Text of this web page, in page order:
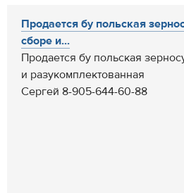
Продается бу польская
сборе и...
Продается бу польская
и разукомплектованная
Сергей 8-905-644-60-88